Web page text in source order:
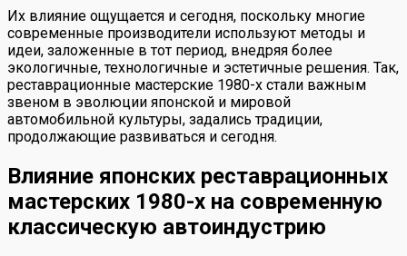
Их влияние ощущается и сегодня, поскольку многие
современные производители используют методы и
идеи, заложенные в тот период, внедряя более
экологичные, технологичные и эстетичные решения. Так,
реставрационные мастерские 1980-х стали важным
звеном в эволюции японской и мировой
автомобильной культуры, задались традиции,
продолжающие развиваться и сегодня.
Влияние японских реставрационных
мастерских 1980-х на современную
классическую автоиндустрию